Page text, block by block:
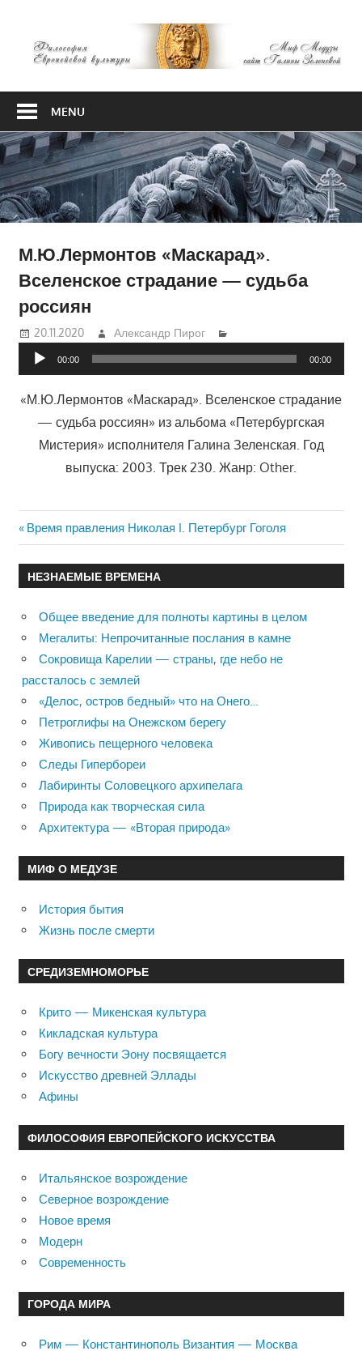
content
Европейской
MENU
М.Ю.Лермонтов «Маскарад».
Вселенское страдание — судьба
россиян
20.11.2020 Александр Пирог
Аудиоплеер
00:00 00:00
«М.Ю.Лермонтов «Маскарад». Вселенское страдание
— судьба россиян» из альбома «Петербургская
Мистерия» исполнителя Галина Зеленская. Год
выпуска: 2003. Трек 230. Жанр: Other.
Навигация
по
записям
Previous
Post:
Время правления Николая I. Петербург Гоголя
НЕЗНАЕМЫЕ ВРЕМЕНА
Общее введение для полноты картины в целом
Мегалиты: Непрочитанные послания в камне
Сокровища Карелии — страны, где небо не
рассталось с землей
«Делос, остров бедный» что на Онего…
Петроглифы на Онежском берегу
Живопись пещерного человека
Следы Гипербореи
Лабиринты Соловецкого архипелага
Природа как творческая сила
Архитектура — «Вторая природа»
МИФ О МЕДУЗЕ
История бытия
Жизнь после смерти
СРЕДИЗЕМНОМОРЬЕ
Крито — Микенская культура
Кикладская культура
Богу вечности Эону посвящается
Искусство древней Эллады
Афины
ФИЛОСОФИЯ ЕВРОПЕЙСКОГО ИСКУССТВА
Итальянское возрождение
Северное возрождение
Новое время
Модерн
Современность
ГОРОДА МИРА
Рим — Константинополь Византия — Москва